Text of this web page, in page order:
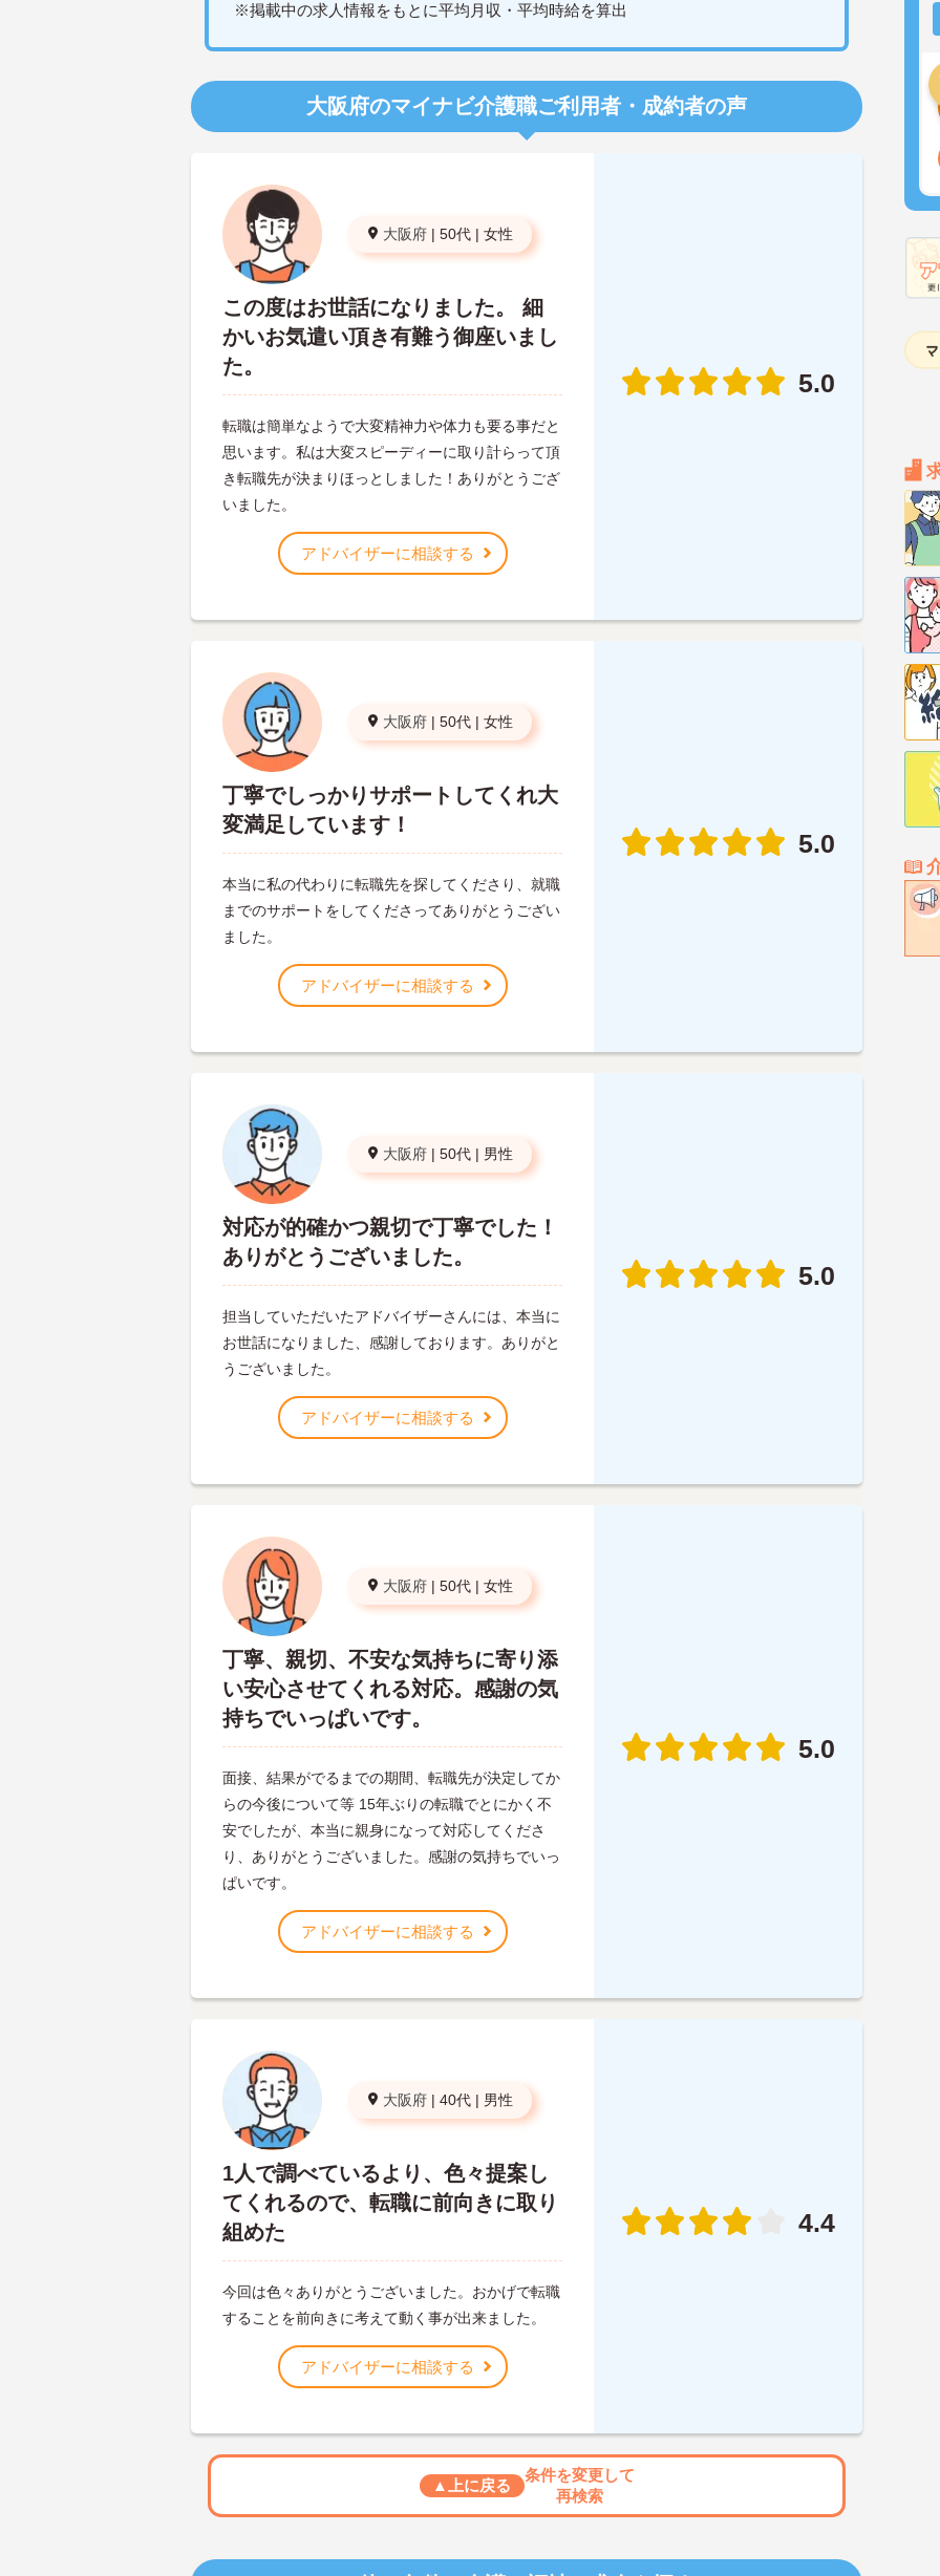
※掲載中の求人情報をもとに平均月収・平均時給を算出
大阪府のマイナビ介護職ご利用者・成約者の声
大阪府 | 50代 | 女性
この度はお世話になりました。 細
かいお気遣い頂き有難う御座いまし
た。
転職は簡単なようで大変精神力や体力も要る事だと
思います。私は大変スピーディーに取り計らって頂
き転職先が決まりほっとしました！ありがとうござ
いました。
アドバイザーに相談する
5.0
大阪府 | 50代 | 女性
丁寧でしっかりサポートしてくれ大
変満足しています！
本当に私の代わりに転職先を探してくださり、就職
までのサポートをしてくださってありがとうござい
ました。
アドバイザーに相談する
5.0
大阪府 | 50代 | 男性
対応が的確かつ親切で丁寧でした！
ありがとうございました。
担当していただいたアドバイザーさんには、本当に
お世話になりました、感謝しております。ありがと
うございました。
アドバイザーに相談する
5.0
大阪府 | 50代 | 女性
丁寧、親切、不安な気持ちに寄り添
い安心させてくれる対応。感謝の気
持ちでいっぱいです。
面接、結果がでるまでの期間、転職先が決定してか
らの今後について等 15年ぶりの転職でとにかく不
安でしたが、本当に親身になって対応してくださ
り、ありがとうございました。感謝の気持ちでいっ
ぱいです。
アドバイザーに相談する
5.0
大阪府 | 40代 | 男性
1人で調べているより、色々提案し
てくれるので、転職に前向きに取り
組めた
今回は色々ありがとうございました。おかげで転職
することを前向きに考えて動く事が出来ました。
アドバイザーに相談する
4.4
▲上に戻る
条件を変更して
再検索